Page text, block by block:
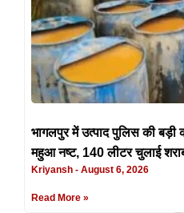
भागलपुर में उत्पाद पुलिस की बड़ी
महुआ नष्ट, 140 लीटर चुलाई
Kriyansh August 6, 2026
Read More »